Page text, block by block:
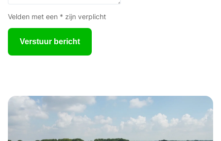
Velden met een * zijn verplicht
Verstuur bericht